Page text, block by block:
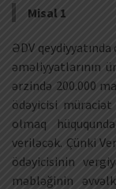
Misal 1
ƏDV
əməliyyatlarının
ərzində 200.000
ödəyicisi
olmaq
veriləcək. Çünki
ödəyicisinin
məbləğinin